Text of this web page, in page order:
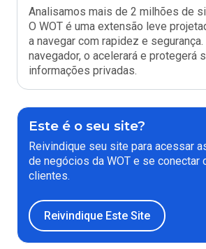
Analisamos mais de 2 milhões de
O WOT é uma extensão leve
a navegar com rapidez e
navegador, o acelerará e protegerá
informações privadas.
Este é o seu site?
Reivindique seu site para acessar
de negócios da WOT e se conectar
clientes.
Reivindique Este Site